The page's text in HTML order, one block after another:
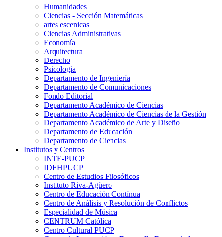
Humanidades
Ciencias - Sección Matemáticas
artes escenicas
Ciencias Administrativas
Economía
Arquitectura
Derecho
Psicologia
Departamento de Ingeniería
Departamento de Comunicaciones
Fondo Editorial
Departamento Académico de Ciencias
Departamento Académico de Ciencias de la Gestión
Departamento Académico de Arte y Diseño
Departamento de Educación
Departamento de Ciencias
Institutos y Centros
INTE-PUCP
IDEHPUCP
Centro de Estudios Filosóficos
Instituto Riva-Agüero
Centro de Educación Contínua
Centro de Análisis y Resolución de Conflictos
Especialidad de Música
CENTRUM Católica
Centro Cultural PUCP